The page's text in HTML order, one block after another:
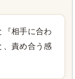
『相手に合わ
、責め合う感